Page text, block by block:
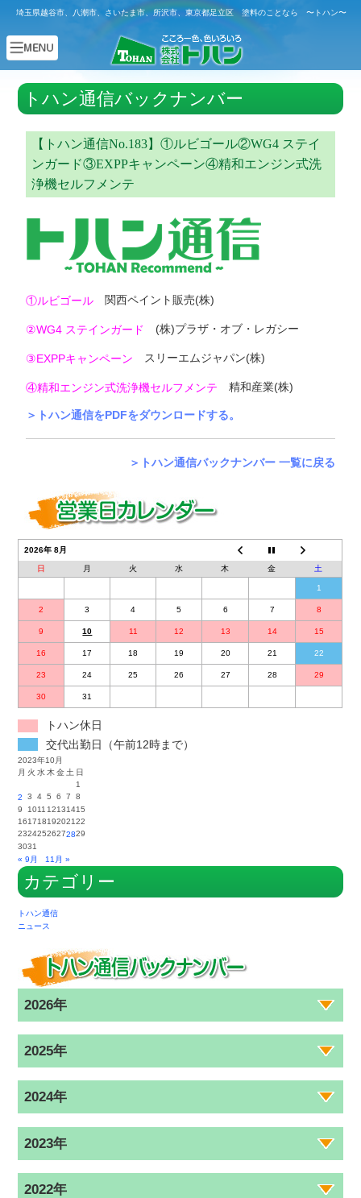
埼玉県越谷市、八潮市、さいたま市、所沢市、東京都足立区 塗料のことなら 〜トハン〜
トハン通信バックナンバー
【トハン通信No.183】①ルビゴール②WG4 ステイ
ンガード③EXPPキャンペーン④精和エンジン式洗
浄機セルフメンテ
①ルビゴール 関西ペイント販売(株)
②WG4 ステインガード (株)プラザ・オブ・レガシー
③EXPPキャンペーン スリーエムジャパン(株)
④精和エンジン式洗浄機セルフメンテ精和産業(株)
＞トハン通信をPDFをダウンロードする。
＞トハン通信バックナンバー 一覧に戻る
2026年 8月
日 月 火 水 木 金 土
1
2 3 4 5 6 7 8
9 10 11 12 13 14 15
16 17 18 19 20 21 22
23 24 25 26 27 28 29
30 31
トハン休日
交代出勤日（午前12時まで）
2023年10月
月 火 水 木 金 土 日
1
2
3 4 5 6 7
8
9
1011 12131415
16171819202122
23242526272829
3031
« 9月
11月 »
カテゴリー
トハン通信
ニュース
2026年
2025年
2024年
2023年
2022年